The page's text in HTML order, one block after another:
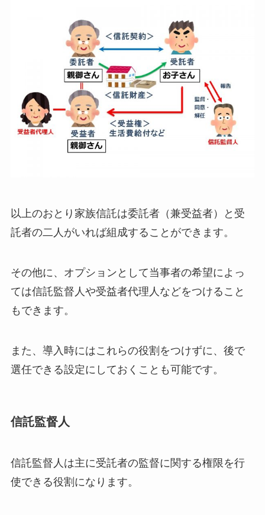
以上のおとり家族信託は委託者（兼受益者）と受
託者の二人がいれば組成することができます。
その他に、オプションとして当事者の希望によっ
ては信託監督人や受益者代理人などをつけること
もできます。
また、導入時にはこれらの役割をつけずに、後で
選任できる設定にしておくことも可能です。
信託監督人
信託監督人は主に受託者の監督に関する権限を行
使できる役割になります。